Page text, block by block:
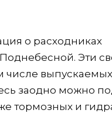
о расходниках
Эти
заодно можно
тормозных и